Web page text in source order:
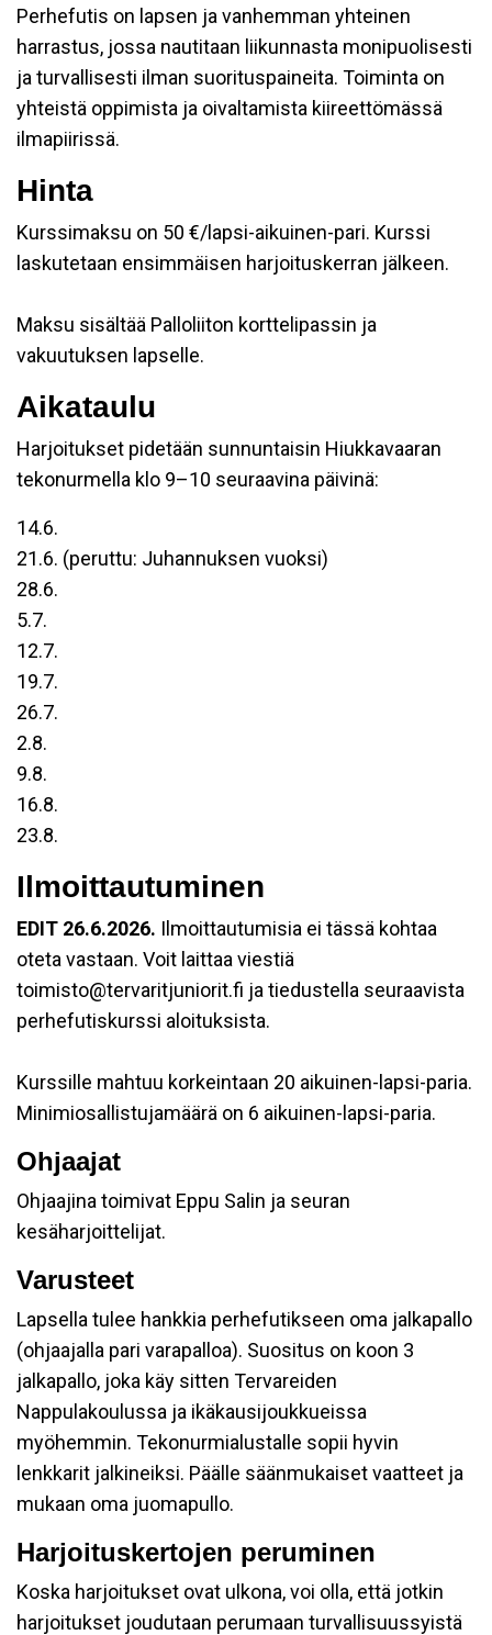
Perhefutis on lapsen ja vanhemman yhteinen
harrastus, jossa nautitaan liikunnasta monipuolisesti
ja turvallisesti ilman suorituspaineita. Toiminta on
yhteistä oppimista ja oivaltamista kiireettömässä
ilmapiirissä.
Hinta
Kurssimaksu on 50 €/lapsi-aikuinen-pari. Kurssi
laskutetaan ensimmäisen harjoituskerran jälkeen.
Maksu sisältää Palloliiton korttelipassin ja
vakuutuksen lapselle.
Aikataulu
Harjoitukset pidetään sunnuntaisin Hiukkavaaran
tekonurmella klo 9–10 seuraavina päivinä:
14.6.
21.6. (peruttu: Juhannuksen vuoksi)
28.6.
5.7.
12.7.
19.7.
26.7.
2.8.
9.8.
16.8.
23.8.
Ilmoittautuminen
EDIT 26.6.2026. Ilmoittautumisia ei tässä kohtaa
oteta vastaan. Voit laittaa viestiä
toimisto@tervaritjuniorit.fi ja tiedustella seuraavista
perhefutiskurssi aloituksista.
Kurssille mahtuu korkeintaan 20 aikuinen-lapsi-paria.
Minimiosallistujamäärä on 6 aikuinen-lapsi-paria.
Ohjaajat
Ohjaajina toimivat Eppu Salin ja seuran
kesäharjoittelijat.
Varusteet
Lapsella tulee hankkia perhefutikseen oma jalkapallo
(ohjaajalla pari varapalloa). Suositus on koon 3
jalkapallo, joka käy sitten Tervareiden
Nappulakoulussa ja ikäkausijoukkueissa
myöhemmin. Tekonurmialustalle sopii hyvin
lenkkarit jalkineiksi. Päälle säänmukaiset vaatteet ja
mukaan oma juomapullo.
Harjoituskertojen peruminen
Koska harjoitukset ovat ulkona, voi olla, että jotkin
harjoitukset joudutaan perumaan turvallisuussyistä